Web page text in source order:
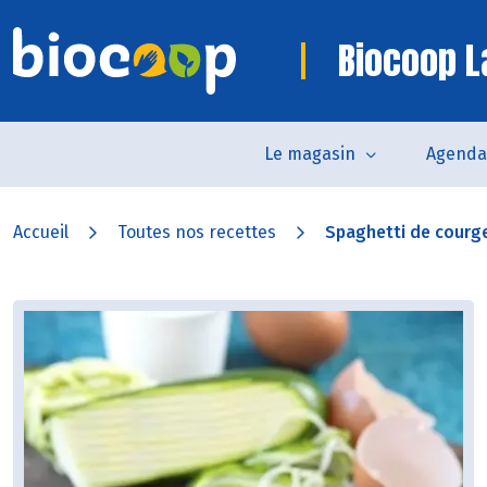
Biocoop
Le magasin Agenda
Accueil Toutes nos recettes Spaghetti de